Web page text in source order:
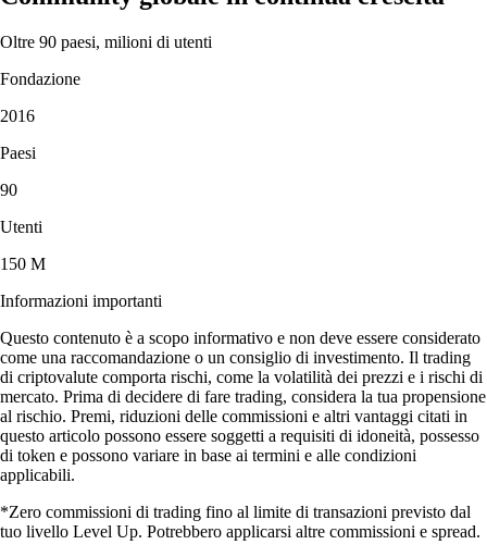
Oltre 90 paesi, milioni di utenti
Fondazione
2016
Paesi
90
Utenti
150 M
Informazioni importanti
Questo contenuto è a scopo informativo e non deve essere considerato
come una raccomandazione o un consiglio di investimento. Il trading
di criptovalute comporta rischi, come la volatilità dei prezzi e i rischi di
mercato. Prima di decidere di fare trading, considera la tua propensione
al rischio. Premi, riduzioni delle commissioni e altri vantaggi citati in
questo articolo possono essere soggetti a requisiti di idoneità, possesso
di token e possono variare in base ai termini e alle condizioni
applicabili.
*Zero commissioni di trading fino al limite di transazioni previsto dal
tuo livello Level Up. Potrebbero applicarsi altre commissioni e spread.